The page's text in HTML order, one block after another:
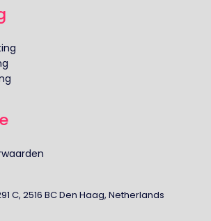
C, 2516 BC Den Haag, Netherlands